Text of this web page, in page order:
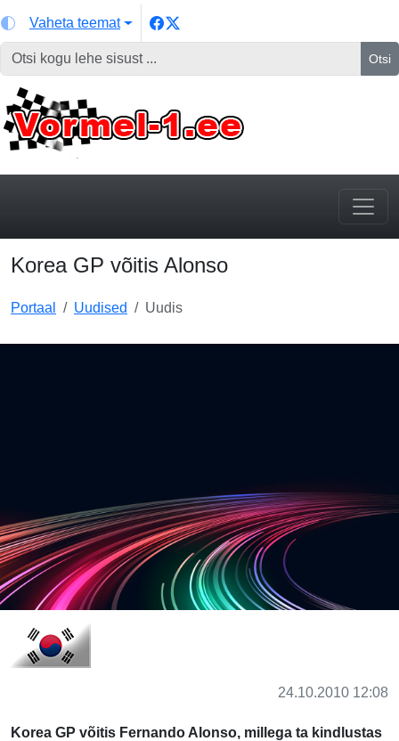
Vaheta teemat
Otsi
Korea GP võitis Alonso
Portaal Uudised Uudis
24.10.2010 12:08
Korea GP võitis Fernando Alonso, millega ta kindlustas